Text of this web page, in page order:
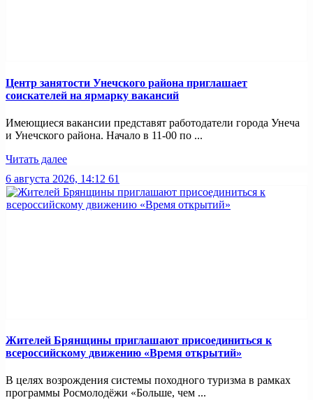
Центр занятости Унечского района приглашает
соискателей на ярмарку вакансий
Имеющиеся вакансии представят работодатели города Унеча
и Унечского района. Начало в 11-00 по ...
Читать далее
6 августа 2026, 14:12 61
Жителей Брянщины приглашают присоединиться к
всероссийскому движению «Время открытий»
В целях возрождения системы походного туризма в рамках
программы Росмолодёжи «Больше, чем ...